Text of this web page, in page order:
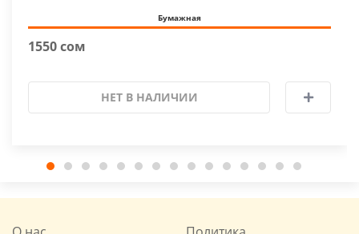
Бумажная
1550 сом
НЕТ В НАЛИЧИИ